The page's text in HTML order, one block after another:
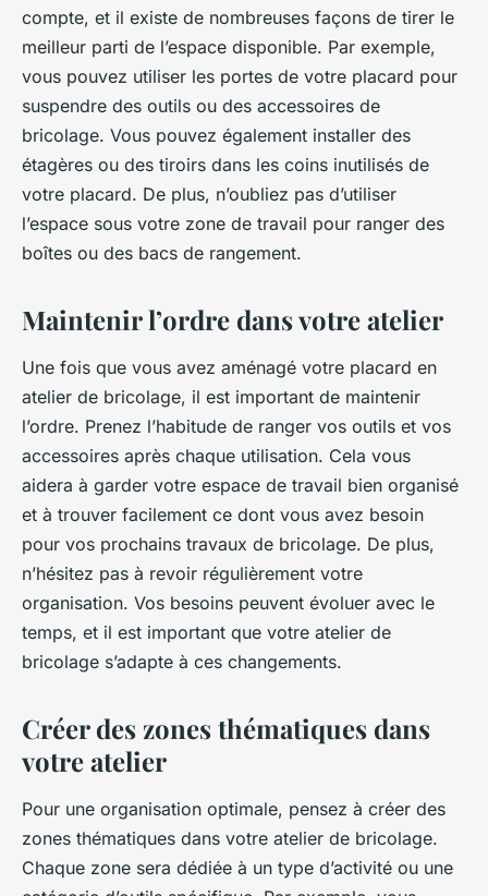
compte, et il existe de nombreuses façons de tirer le
meilleur parti de l’espace disponible. Par exemple,
vous pouvez utiliser les portes de votre placard pour
suspendre des outils ou des accessoires de
bricolage. Vous pouvez également installer des
étagères ou des tiroirs dans les coins inutilisés de
votre placard. De plus, n’oubliez pas d’utiliser
l’espace sous votre zone de travail pour ranger des
boîtes ou des bacs de rangement.
Maintenir l’ordre dans votre atelier
Une fois que vous avez aménagé votre placard en
atelier de bricolage, il est important de maintenir
l’ordre. Prenez l’habitude de ranger vos outils et vos
accessoires après chaque utilisation. Cela vous
aidera à garder votre espace de travail bien organisé
et à trouver facilement ce dont vous avez besoin
pour vos prochains travaux de bricolage. De plus,
n’hésitez pas à revoir régulièrement votre
organisation. Vos besoins peuvent évoluer avec le
temps, et il est important que votre atelier de
bricolage s’adapte à ces changements.
Créer des zones thématiques dans
votre atelier
Pour une organisation optimale, pensez à créer des
zones thématiques dans votre atelier de bricolage.
Chaque zone sera dédiée à un type d’activité ou une